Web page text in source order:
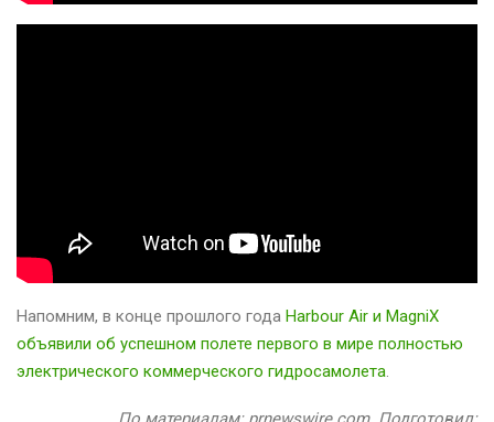
Напомним, в конце прошлого года Harbour Air и MagniX
объявили об успешном полете первого в мире полностью
электрического коммерческого гидросамолета.